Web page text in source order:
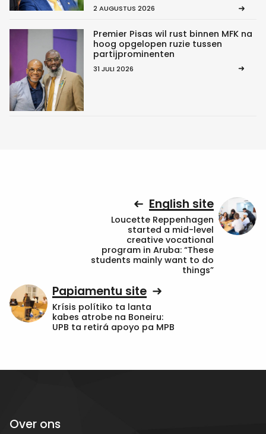
2 AUGUSTUS 2026
Premier Pisas wil rust binnen MFK na
hoog opgelopen ruzie tussen
partijprominenten
31 JULI 2026
English site
Loucette Reppenhagen
started a mid-level
creative vocational
program in Aruba: “These
students mainly want to do
things”
Papiamentu site
Krísis polítiko ta lanta
kabes atrobe na Boneiru:
UPB ta retirá apoyo pa MPB
Over ons